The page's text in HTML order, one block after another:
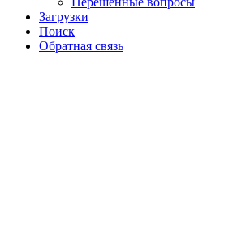
Загрузки
Поиск
Обратная связь